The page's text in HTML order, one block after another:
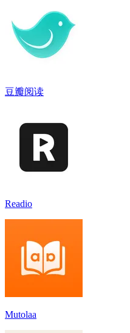
豆瓣阅读
Readio
Mutolaa